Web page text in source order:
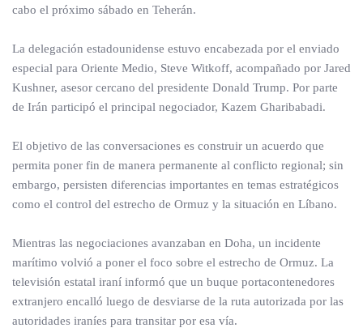
cabo el próximo sábado en Teherán.
La delegación estadounidense estuvo encabezada por el enviado
especial para Oriente Medio, Steve Witkoff, acompañado por Jared
Kushner, asesor cercano del presidente Donald Trump. Por parte
de Irán participó el principal negociador, Kazem Gharibabadi.
El objetivo de las conversaciones es construir un acuerdo que
permita poner fin de manera permanente al conflicto regional; sin
embargo, persisten diferencias importantes en temas estratégicos
como el control del estrecho de Ormuz y la situación en Líbano.
Mientras las negociaciones avanzaban en Doha, un incidente
marítimo volvió a poner el foco sobre el estrecho de Ormuz. La
televisión estatal iraní informó que un buque portacontenedores
extranjero encalló luego de desviarse de la ruta autorizada por las
autoridades iraníes para transitar por esa vía.